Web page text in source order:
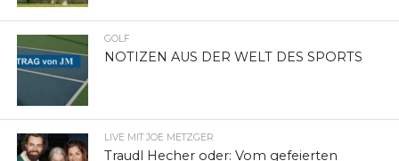
GOLF
NOTIZEN AUS DER WELT DES SPORTS
LIVE MIT JOE METZGER
Traudl Hecher oder: Vom gefeierten